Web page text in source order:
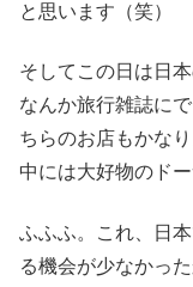
と思います（笑）
そしてこの日は日
なんか旅行雑誌に
ちらのお店もかな
中には大好物のド
ふふふ。これ、日
る機会が少なかっ